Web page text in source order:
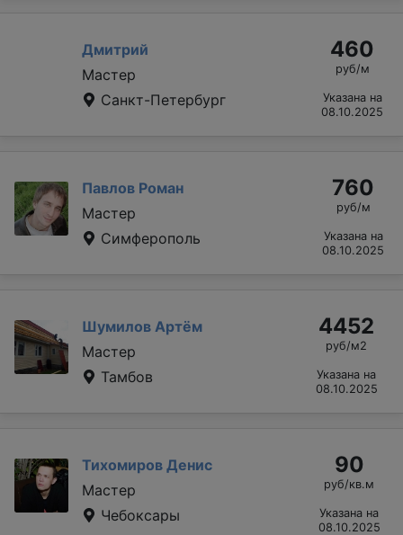
Дмитрий
Мастер
Санкт-Петербург
460
руб/м
Указана на
08.10.2025
Павлов Роман
Мастер
Симферополь
760
руб/м
Указана на
08.10.2025
Шумилов Артём
Мастер
Тамбов
4452
руб/м2
Указана на
08.10.2025
Тихомиров Денис
Мастер
Чебоксары
90
руб/кв.м
Указана на
08.10.2025